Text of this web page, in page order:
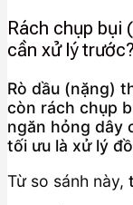
Rách chụp bụi
cần xử lý trước?
Rò dầu (nặng)
còn rách chụp
ngăn hỏng dây
tối ưu là xử lý
Từ so sánh này,